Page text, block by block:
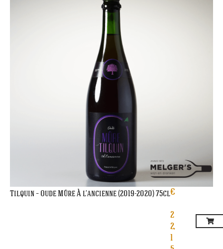
Tilquin – Oude Mûre À l’ancienne (2019-2020) 75cl€
2
2,
1